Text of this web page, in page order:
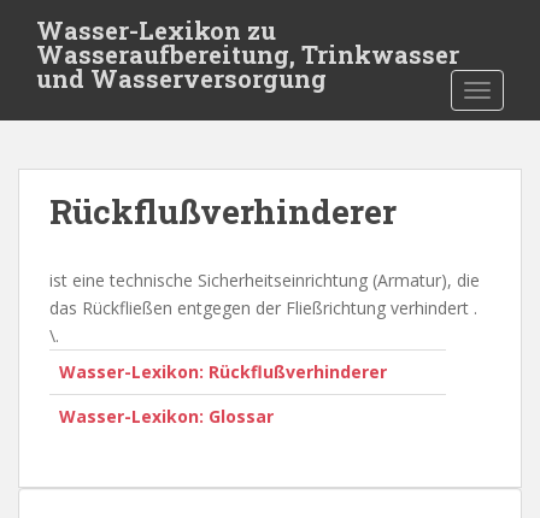
t
Wasser-Lexikon zu
Wasseraufbereitung, Trinkwasser
und Wasserversorgung
Rückflußverhinderer
ist eine technische Sicherheitseinrichtung (Armatur), die
das Rückfließen entgegen der Fließrichtung verhindert .
\.
Wasser-Lexikon: Rückflußverhinderer
Wasser-Lexikon: Glossar